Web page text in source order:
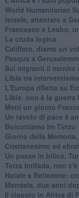
World Humanitarian
Israele, attentato a
Francesco a Lesbo,
La cruda logica
Califfato, diamo un
Pasqua a
Sui migranti il monito
Libia tra
L'Europa rifletta su
Libia: non è la guerra
Metti un giorno
Un tavolo di pace è
Boicottiamo Im Tirtzu
Giorno della
Cristianesimo ed
Un paese in bilico,
Terza Intifada, non
Natale a Betlemme:
Mandela, due anni
Il viaggio in Africa di